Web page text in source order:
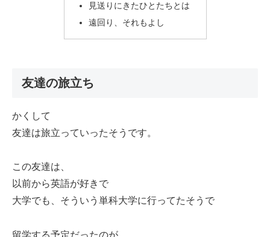
見送りにきたひとたちとは
遠回り、それもよし
友達の旅立ち
かくして
友達は旅立っていったそうです。
この友達は、
以前から英語が好きで
大学でも、そういう単科大学に行ってたそうで